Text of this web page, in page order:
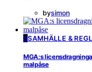
bysimon
SSAMHÄLLE &
MGA:s
malpåse